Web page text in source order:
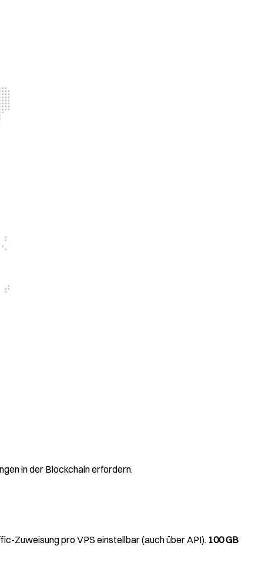
in der Blockchain erfordern.
Zuweisung pro VPS einstellbar (auch über API). 100 GB